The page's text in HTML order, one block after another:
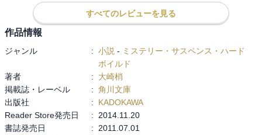
スノーフレークという花がとても魅力的に描かれているのに全くイ
メージ出来なかった。
すぐに調べようと思う。
すべてのレビューを見る
作品情報
ジャンル : 小説 - ミステリー・サスペンス・ハード
ボイルド
著者
:
大崎梢
掲載誌・レーベル
: 角川文庫
出版社
:
KADOKAWA
Reader Store発売日
:
2014.11.20
書誌発売日
:
2011.07.01